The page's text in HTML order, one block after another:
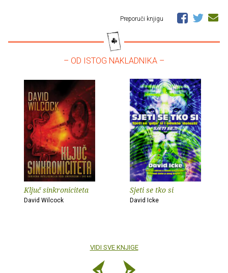
Preporuči knjigu
– OD ISTOG NAKLADNIKA –
Ključ sinkroniciteta
David Wilcock
Sjeti se tko si
David Icke
VIDI SVE KNJIGE